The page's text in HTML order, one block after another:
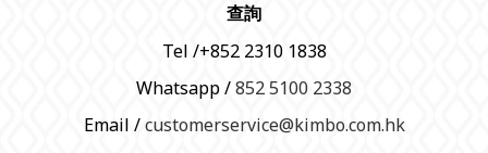
查詢
Tel /+852 2310 1838
Whatsapp /852 5100 2338
Email /customerservice@kimbo.com.hk